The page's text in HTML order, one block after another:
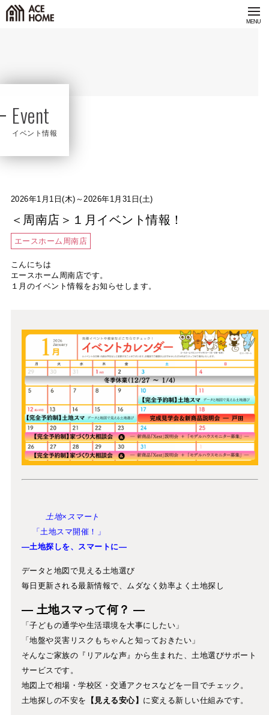
Event
イベント情報
2026年1月1日(木)～2026年1月31日(土)
＜周南店＞１月イベント情報！
エースホーム周南店
こんにちは
エースホーム周南店です。
１月のイベント情報をお知らせします。
土地×スマート
「土地スマ開催！」
—土地探しを、スマートに—
データと地図で見える土地選び
毎日更新される最新情報で、ムダなく効率よく土地探し
― 土地スマって何？ ―
「子どもの通学や生活環境を大事にしたい」
「地盤や災害リスクもちゃんと知っておきたい」
そんなご家族の『リアルな声』から生まれた、土地選びサポート
サービスです。
地図上で相場・学校区・交通アクセスなどを一目でチェック。
土地探しの不安を
【見える安心】 に変える新しい仕組みです。